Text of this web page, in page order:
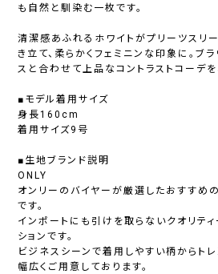
も自然と馴染む一枚です。
清潔感あふれるホワイトがプリーツスリ
き立て、柔らかくフェミニンな印象に。ブ
スと合わせて上品なコントラストコーデを
■モデル着用サイズ
身長160cm
着用サイズ9号
■生地ブランド説明
ONLY
オンリーのバイヤーが厳選したおすすめ
です。
インポートにも引けを取らないクオリテ
ションです。
ビジネスシーンで着用しやすい柄からト
幅広くご用意しております。